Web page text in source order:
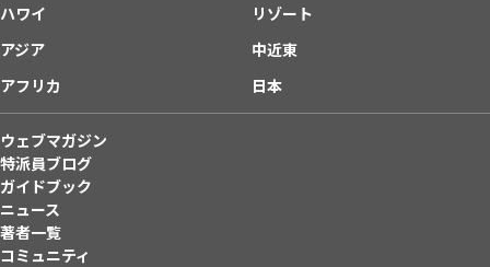
ハワイ
リゾート
アジア
中近東
アフリカ
日本
ウェブマガジン
特派員ブログ
ガイドブック
ニュース
著者一覧
コミュニティ